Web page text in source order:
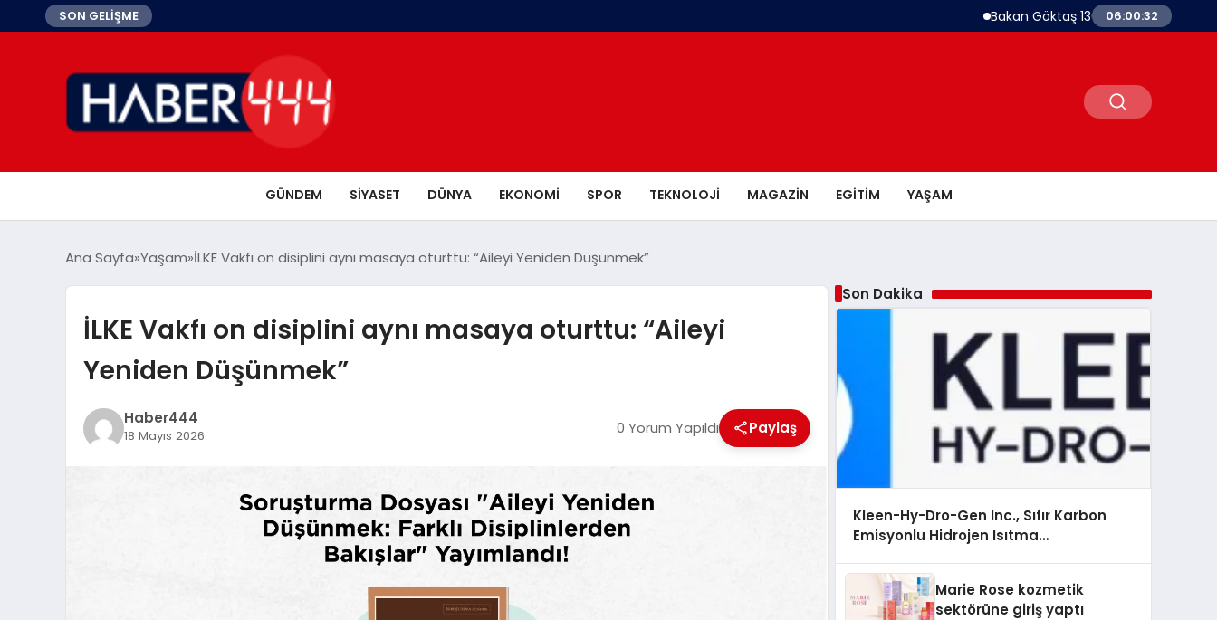
SON GELİŞME Bakan Göktaş 1367 Kadın Kooperatifine
06:00:33
GÜNDEM SIYASET DÜNYA EKONOMI SPOR TEKNOLOJI MAGAZIN EGITIM YAŞAM
Ana Sayfa Yaşam İLKE Vakfı on disiplini aynı masaya oturttu: “Aileyi Yeniden Düşünmek”
İLKE Vakfı on disiplini aynı masaya oturttu: “Aileyi
Yeniden Düşünmek”
Haber444
18 Mayıs 2026 0 Yorum Yapıldı Paylaş
Son Dakika
Kleen-Hy-Dro-Gen Inc., Sıfır Karbon
Emisyonlu Hidrojen Isıtma
Onaylarını Aldı
Marie Rose kozmetik
sektörüne giriş yaptı